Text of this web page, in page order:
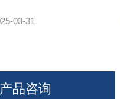
03-31
产品咨询